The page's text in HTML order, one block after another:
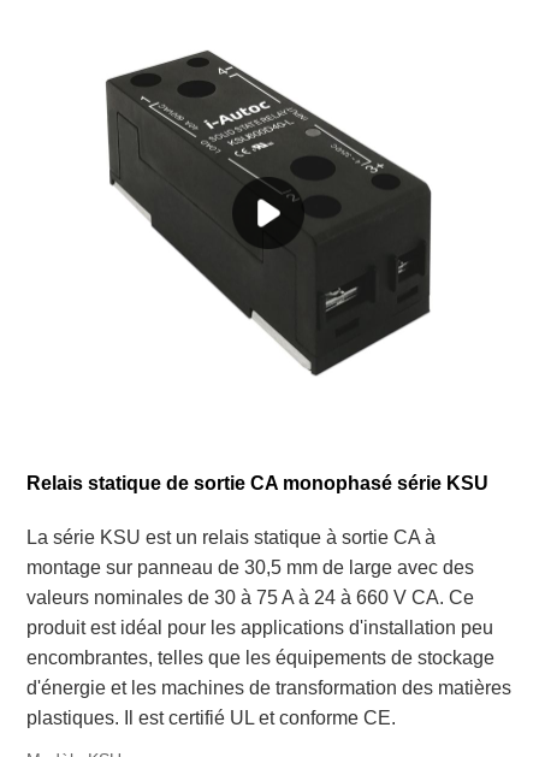
Relais statique de sortie CA monophasé série KSU
La série KSU est un relais statique à sortie CA à
montage sur panneau de 30,5 mm de large avec des
valeurs nominales de 30 à 75 A à 24 à 660 V CA. Ce
produit est idéal pour les applications d'installation peu
encombrantes, telles que les équipements de stockage
d'énergie et les machines de transformation des matières
plastiques. Il est certifié UL et conforme CE.